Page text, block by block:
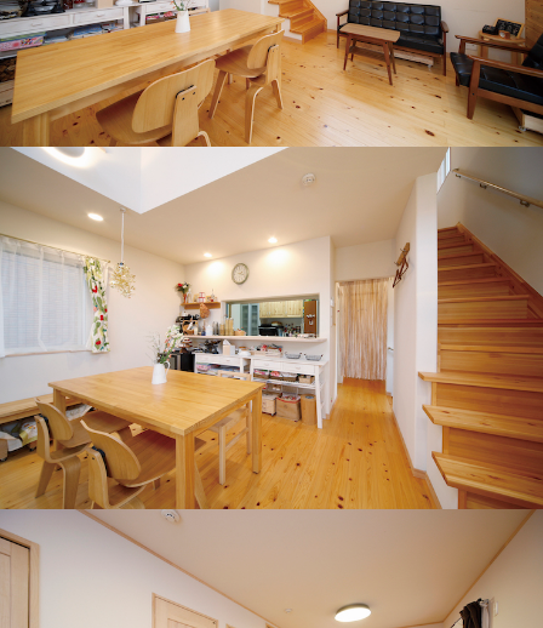
プライバシーポリシー
資料請求
見学会・イベント